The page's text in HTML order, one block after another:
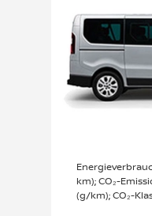
km); CO₂-
(g/km); CO₂-